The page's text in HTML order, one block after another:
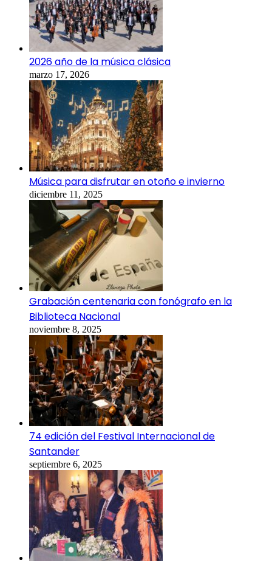
2026 año de la música clásica
marzo 17, 2026
Música para disfrutar en otoño e invierno
diciembre 11, 2025
Grabación centenaria con fonógrafo en la
Biblioteca Nacional
noviembre 8, 2025
74 edición del Festival Internacional de
Santander
septiembre 6, 2025